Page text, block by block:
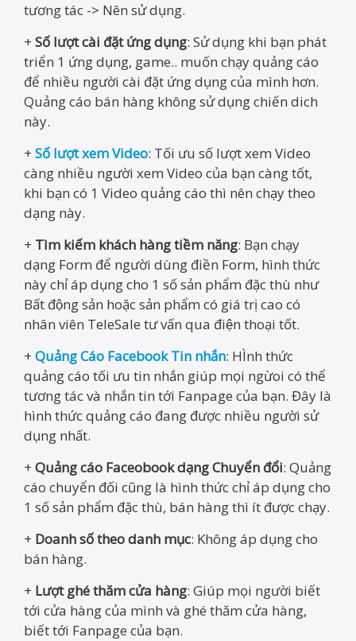
tương tác -> Nên sử dụng.
+ Số lượt cài đặt ứng dụng: Sử dụng khi bạn phát
triển 1 ứng dụng, game.. muốn chạy quảng cáo
để nhiều người cài đặt ứng dụng của mình hơn.
Quảng cáo bán hàng không sử dụng chiến dich
này.
+ Số lượt xem Video: Tối ưu số lượt xem Video
càng nhiều người xem Video của bạn càng tốt,
khi bạn có 1 Video quảng cáo thì nên chạy theo
dạng này.
+ Tìm kiếm khách hàng tiềm năng: Bạn chạy
dạng Form để người dùng điền Form, hình thức
này chỉ áp dụng cho 1 số sản phẩm đặc thù như
Bất động sản hoặc sản phẩm có giá trị cao có
nhân viên TeleSale tư vấn qua điện thoại tốt.
+ Quảng Cáo Facebook Tin nhắn: HÌnh thức
quảng cáo tối ưu tin nhắn giúp mọi ngừoi có thể
tương tác và nhắn tin tới Fanpage của bạn. Đây là
hình thức quảng cáo đang được nhiều người sử
dụng nhất.
+ Quảng cáo Faceobook dạng Chuyển đổi: Quảng
cáo chuyển đối cũng là hình thức chỉ áp dụng cho
1 số sản phẩm đặc thù, bán hàng thì ít được chạy.
+ Doanh số theo danh mục: Không áp dụng cho
bán hàng.
+ Lượt ghé thăm cửa hàng: Giúp mọi người biết
tới cửa hàng của mình và ghé thăm cửa hàng,
biết tới Fanpage của bạn.